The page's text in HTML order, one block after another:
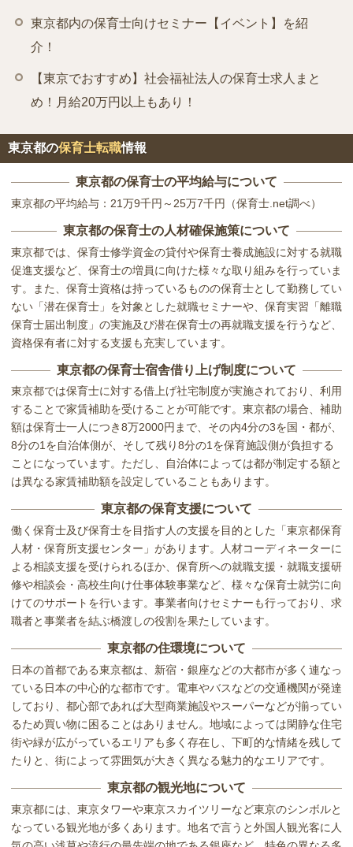
東京都内の保育士向けセミナー【イベント】を紹
介！
【東京でおすすめ】社会福祉法人の保育士求人まと
め！月給20万円以上もあり！
東京都の保育士転職情報
東京都の保育士の平均給与について
東京都の平均給与：21万9千円～25万7千円（保育士.net調べ）
東京都の保育士の人材確保施策について
東京都では、保育士修学資金の貸付や保育士養成施設に対する就職
促進支援など、保育士の増員に向けた様々な取り組みを行っていま
す。また、保育士資格は持っているものの保育士として勤務してい
ない「潜在保育士」を対象とした就職セミナーや、保育実習「離職
保育士届出制度」の実施及び潜在保育士の再就職支援を行うなど、
資格保有者に対する支援も充実しています。
東京都の保育士宿舎借り上げ制度について
東京都では保育士に対する借上げ社宅制度が実施されており、利用
することで家賃補助を受けることが可能です。東京都の場合、補助
額は保育士一人につき8万2000円まで、その内4分の3を国・都が、
8分の1を自治体側が、そして残り8分の1を保育施設側が負担する
ことになっています。ただし、自治体によっては都が制定する額と
は異なる家賃補助額を設定していることもあります。
東京都の保育支援について
働く保育士及び保育士を目指す人の支援を目的とした「東京都保育
人材・保育所支援センター」があります。人材コーディネーターに
よる相談支援を受けられるほか、保育所への就職支援・就職支援研
修や相談会・高校生向け仕事体験事業など、様々な保育士就労に向
けてのサポートを行います。事業者向けセミナーも行っており、求
職者と事業者を結ぶ橋渡しの役割を果たしています。
東京都の住環境について
日本の首都である東京都は、新宿・銀座などの大都市が多く連なっ
ている日本の中心的な都市です。電車やバスなどの交通機関が発達
しており、都心部であれば大型商業施設やスーパーなどが揃ってい
るため買い物に困ることはありません。地域によっては閑静な住宅
街や緑が広がっているエリアも多く存在し、下町的な情緒を残して
たりと、街によって雰囲気が大きく異なる魅力的なエリアです。
東京都の観光地について
東京都には、東京タワーや東京スカイツリーなど東京のシンボルと
なっている観光地が多くあります。地名で言うと外国人観光客に人